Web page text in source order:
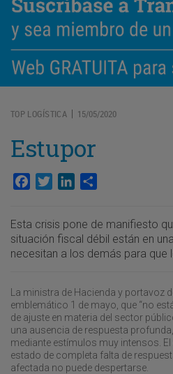
TOP LOGÍSTICA| 15/05/2020
Estupor
Facebook
TwitterLinkedIn
Esta crisis pone de manifiesto
situación fiscal débil están en
necesitan a los demás para que
La ministra de Hacienda y portavoz
emblemático 1 de mayo, que “no
de ajuste en materia del sector
una ausencia de respuesta
mediante estímulos muy intensos.
estado de completa falta de
afectada no puede despertarse.